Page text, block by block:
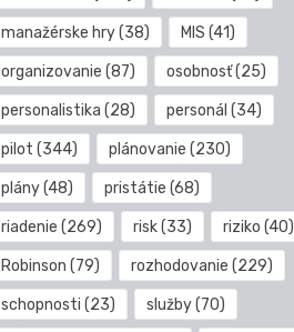
manažérske hry(38) MIS (41)
organizovanie (87) osobnosť(25)
personalistika (28) personál (34)
pilot (344) plánovanie (230)
plány(48) pristátie (68)
riadenie (269) risk(33) riziko (40)
Robinson (79) rozhodovanie (229)
schopnosti (23) služby(70)